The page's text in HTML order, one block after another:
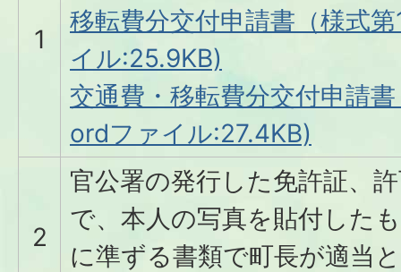
1
移転費分交付申請書（様式
イル:25.9KB)
交通費・移転費分交付申請
ordファイル:27.4KB)
2
官公署の発行した免許証、
で、本人の写真を貼付した
に準ずる書類で町長が適当